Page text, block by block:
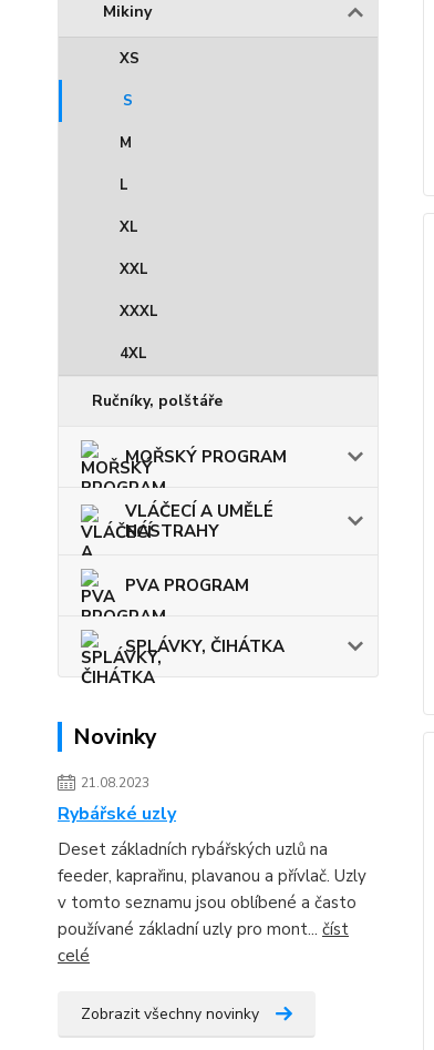
Mikiny
XS
S
M
L
XL
XXL
XXXL
4XL
Ručníky, polštáře
MOŘSKÝ PROGRAM
VLÁČECÍ A UMĚLÉ
NÁSTRAHY
PVA PROGRAM
SPLÁVKY, ČIHÁTKA
Novinky
21.08.2023
Rybářské uzly
Deset základních rybářských uzlů na
feeder, kaprařinu, plavanou a přívlač. Uzly
v tomto seznamu jsou oblíbené a často
používané základní uzly pro mont... číst
celé
Zobrazit všechny novinky